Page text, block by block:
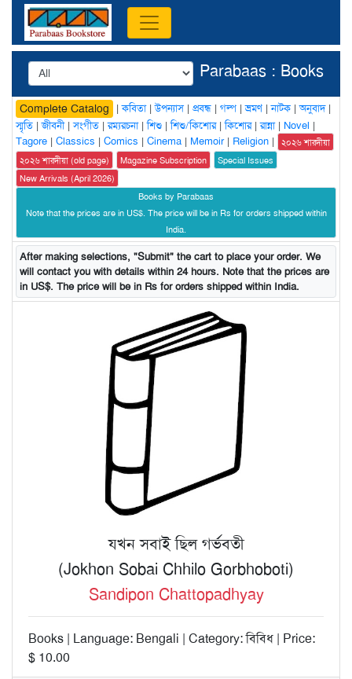
Parabaas : Books
Complete Catalog |কবিতা|উপন্যাস| প্রবন্ধ | গল্প |ভ্রমণ|নাটক |অনুবাদ|
স্মৃতি |জীবনী|সংগীত |রম্যরচনা|শিশু |শিশু/কিশোর|কিশোর|রান্না| Novel |
Tagore | Classics | Comics | Cinema | Memoir| Religion |
২০২৬ শারদীয়া
২০২৬ শারদীয়া (old page)
Magazine Subscription
Special Issues
New Arrivals (April 2026)
Books by Parabaas
Note that the prices are in US$. The price will be in Rs for orders shipped within
India.
After making selections, "Submit" the cart to place your order. We
will contact you with details within 24 hours. Note that the prices are
in US$. The price will be in Rs for orders shipped within India.
যখন সবাই ছিল গর্ভবতী
(Jokhon Sobai Chhilo Gorbhoboti)
Sandipon Chattopadhyay
Books | Language: Bengali | Category: বিবিধ | Price:
$ 10.00